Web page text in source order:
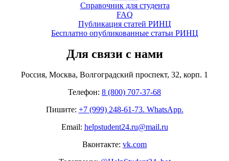
Справочник для студента
FAQ
Публикация статей РИНЦ
Бесплатно опубликованные статьи РИНЦ
Для связи с нами
Россия, Москва, Волгоградский проспект, 32, корп. 1
Телефон: 8 (800) 707-37-68
Пишите: +7 (999) 248-61-73. WhatsApp.
Email: helpstudent24.ru@mail.ru
Вконтакте: vk.com